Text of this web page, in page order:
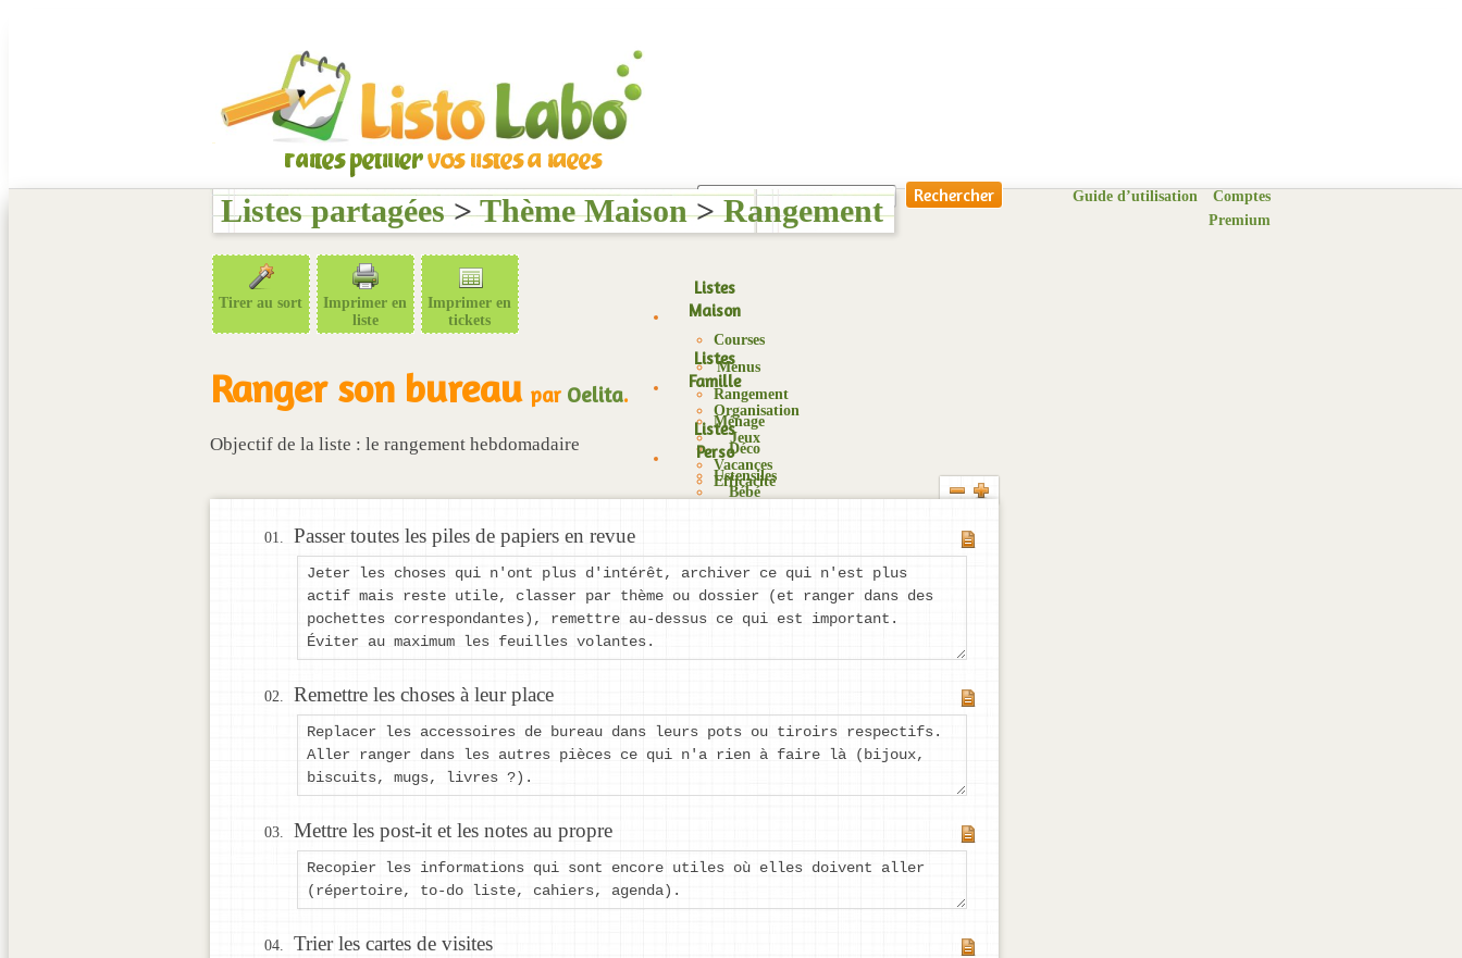
Guide d’utilisation
Comptes
Premium
Listes
Maison
Courses
Menus
Rangement
Ménage
Déco
Ustensiles
Listes
Famille
Organisation
Jeux
Vacances
Bébé
Listes
Perso
Efficacité
Détente
Rêves
listes
privées
Les
Nouvelle
Blog
S’organiser
Suggestions
Produits
imprimer
Listes partagées>Thème Maison>Rangement
Tirer au sort
Imprimer en
liste
Imprimer en
tickets
Ranger son bureau par Oelita.
Objectif de la liste : le rangement hebdomadaire
Passer toutes les piles de papiers en revue
Jeter les choses qui n'ont plus d'intérêt, archiver ce qui n'est plus
actif mais reste utile, classer par thème ou dossier (et ranger dans des
pochettes correspondantes), remettre au-dessus ce qui est important.
Éviter au maximum les feuilles volantes.
Remettre les choses à leur place
Replacer les accessoires de bureau dans leurs pots ou tiroirs respectifs.
Aller ranger dans les autres pièces ce qui n'a rien à faire là (bijoux,
biscuits, mugs, livres ?).
Mettre les post-it et les notes au propre
Recopier les informations qui sont encore utiles où elles doivent aller
(répertoire, to-do liste, cahiers, agenda).
Trier les cartes de visites